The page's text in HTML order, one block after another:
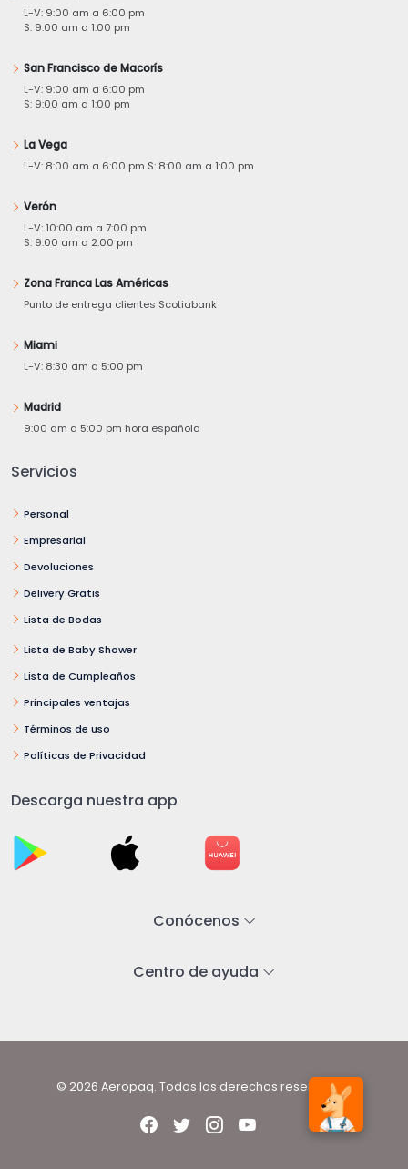
L-V: 9:00 am a 6:00 pm
S: 9:00 am a 1:00 pm
San Francisco de Macorís
L-V: 9:00 am a 6:00 pm
S: 9:00 am a 1:00 pm
La Vega
L-V: 8:00 am a 6:00 pm S: 8:00 am a 1:00 pm
Verón
L-V: 10:00 am a 7:00 pm
S: 9:00 am a 2:00 pm
Zona Franca Las Américas
Punto de entrega clientes Scotiabank
Miami
L-V: 8:30 am a 5:00 pm
Madrid
9:00 am a 5:00 pm hora española
Servicios
Personal
Empresarial
Devoluciones
Delivery Gratis
Lista de Bodas
Lista de Baby Shower
Lista de Cumpleaños
Principales ventajas
Términos de uso
Políticas de Privacidad
Descarga nuestra app
Conócenos
Centro de ayuda
© 2026 Aeropaq. Todos los derechos reservados.